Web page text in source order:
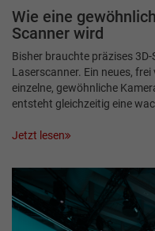
Wie eine
Scanner wird
Bisher brauchte präzises
Laserscanner. Ein neues,
einzelne, gewöhnliche
entsteht gleichzeitig eine
Jetzt lesen